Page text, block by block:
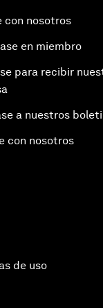
con nosotros
en miembro
para recibir
a nuestros
con nosotros
de uso